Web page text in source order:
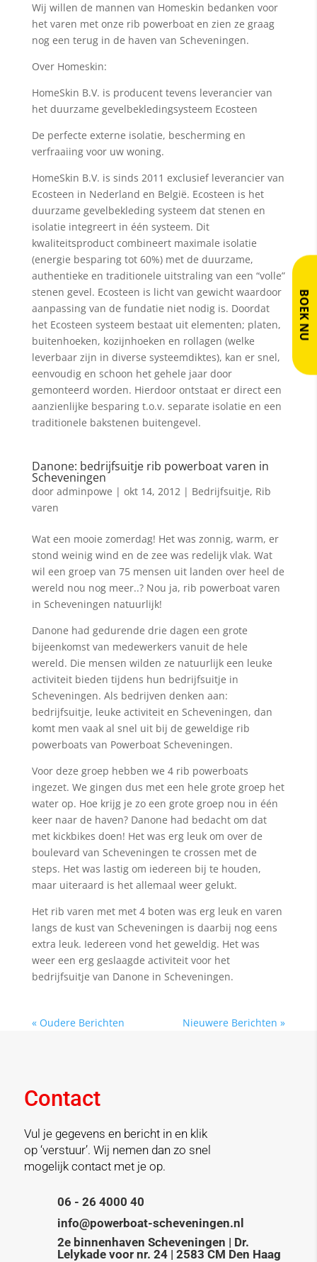
Wij willen de mannen van Homeskin bedanken voor
het varen met onze rib powerboat en zien ze graag
nog een terug in de haven van Scheveningen.
Over Homeskin:
HomeSkin B.V. is producent tevens leverancier van
het duurzame gevelbekledingsysteem Ecosteen
De perfecte externe isolatie, bescherming en
verfraaiing voor uw woning.
HomeSkin B.V. is sinds 2011 exclusief leverancier van
Ecosteen in Nederland en België. Ecosteen is het
duurzame gevelbekleding systeem dat stenen en
isolatie integreert in één systeem. Dit
kwaliteitsproduct combineert maximale isolatie
(energie besparing tot 60%) met de duurzame,
authentieke en traditionele uitstraling van een “volle”
stenen gevel. Ecosteen is licht van gewicht waardoor
aanpassing van de fundatie niet nodig is. Doordat
het Ecosteen systeem bestaat uit elementen; platen,
buitenhoeken, kozijnhoeken en rollagen (welke
leverbaar zijn in diverse systeemdiktes), kan er snel,
eenvoudig en schoon het gehele jaar door
gemonteerd worden. Hierdoor ontstaat er direct een
aanzienlijke besparing t.o.v. separate isolatie en een
traditionele bakstenen buitengevel.
Danone: bedrijfsuitje rib powerboat varen in
Scheveningen
door adminpowe | okt 14, 2012| Bedrijfsuitje, Rib
varen
Wat een mooie zomerdag! Het was zonnig, warm, er
stond weinig wind en de zee was redelijk vlak. Wat
wil een groep van 75 mensen uit landen over heel de
wereld nou nog meer..? Nou ja, rib powerboat varen
in Scheveningen natuurlijk!
Danone had gedurende drie dagen een grote
bijeenkomst van medewerkers vanuit de hele
wereld. Die mensen wilden ze natuurlijk een leuke
activiteit bieden tijdens hun bedrijfsuitje in
Scheveningen. Als bedrijven denken aan:
bedrijfsuitje, leuke activiteit en Scheveningen, dan
komt men vaak al snel uit bij de geweldige rib
powerboats van Powerboat Scheveningen.
Voor deze groep hebben we 4 rib powerboats
ingezet. We gingen dus met een hele grote groep het
water op. Hoe krijg je zo een grote groep nou in één
keer naar de haven? Danone had bedacht om dat
met kickbikes doen! Het was erg leuk om over de
boulevard van Scheveningen te crossen met de
steps. Het was lastig om iedereen bij te houden,
maar uiteraard is het allemaal weer gelukt.
Het rib varen met met 4 boten was erg leuk en varen
langs de kust van Scheveningen is daarbij nog eens
extra leuk. Iedereen vond het geweldig. Het was
weer een erg geslaagde activiteit voor het
bedrijfsuitje van Danone in Scheveningen.
« Oudere Berichten Nieuwere Berichten »
Contact
Vul je gegevens en bericht in en klik
op ‘verstuur’. Wij nemen dan zo snel
mogelijk contact met je op.
06 - 26 4000 40
info@powerboat-scheveningen.nl
2e binnenhaven Scheveningen | Dr.
Lelykade voor nr. 24 | 2583 CM Den Haag
BOEK NU